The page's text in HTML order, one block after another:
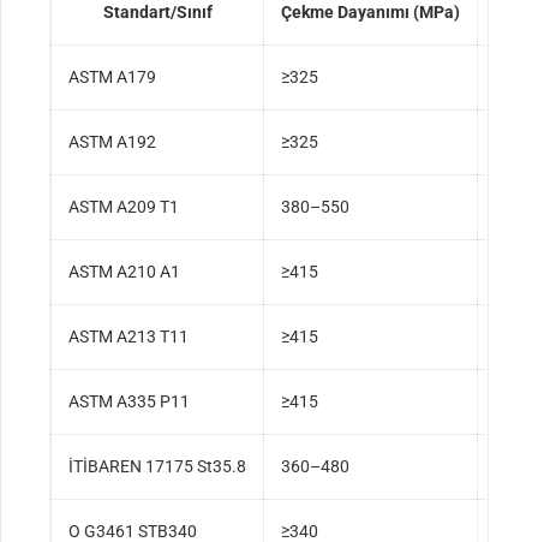
Standart/Sınıf Çekme Dayanımı (MPa)
ASTM A179 ≥325
ASTM A192 ≥325
ASTM A209 T1 380–550
ASTM A210 A1 ≥415
ASTM A213 T11 ≥415
ASTM A335 P11 ≥415
İTİBAREN 17175 St35.8 360–480
O G3461 STB340 ≥340